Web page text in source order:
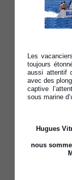
Les
toujours
aussi attentif
avec des
captive
sous marine
Hugues
nous